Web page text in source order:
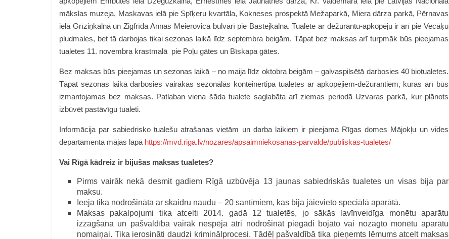
mākslas muzeja, Maskavas ielā pie Spīķeru kvartāla, Kokneses prospektā Mežaparkā, Miera dārza parkā, Pērnavas
ielā Grīziņkalnā un Zigfrīda Annas Meierovica bulvārī pie Bastejkalna. Tualete ar dežurantu-apkopēju ir arī pie Vecāķu
pludmales, bet tā darbojas tikai sezonas laikā līdz septembra beigām. Tāpat bez maksas arī turpmāk būs pieejamas
tualetes 11. novembra krastmalā pie Poļu gātes un Bīskapa gātes.
Bez maksas būs pieejamas un sezonas laikā – no maija līdz oktobra beigām – galvaspilsētā darbosies 40 biotualetes.
Tāpat sezonas laikā darbosies vairākas sezonālās konteinertipa tualetes ar apkopējiem-dežurantiem, kuras arī būs
izmantojamas bez maksas. Patlaban viena šāda tualete saglabāta arī ziemas periodā Uzvaras parkā, kur plānots
izbūvēt pastāvīgu tualeti.
Informācija par sabiedrisko tualešu atrašanas vietām un darba laikiem ir pieejama Rīgas domes Mājokļu un vides
departamenta mājas lapā https://mvd.riga.lv/nozares/apsaimniekosanas-parvalde/publiskas-tualetes/
Vai Rīgā kādreiz ir bijušas maksas tualetes?
Pirms vairāk nekā desmit gadiem Rīgā uzbūvēja 13 jaunas sabiedriskās tualetes un visas bija par
maksu.
Ieeja tika nodrošināta ar skaidru naudu – 20 santīmiem, kas bija jāievieto speciālā aparātā.
Maksas pakalpojumi tika atcelti 2014. gadā 12 tualetēs, jo sākās lavīnveidīga monētu aparātu
izzagšana un pašvaldība vairāk nespēja ātri nodrošināt piegādi bojāto vai nozagto monētu aparātu
nomaiņai. Tika ierosināti daudzi kriminālprocesi. Tādēļ pašvaldībā tika pieņemts lēmums atcelt maksas